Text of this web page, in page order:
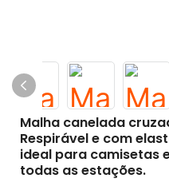
Malha canelada
Respirável e com
ideal para camisetas
todas as estações.